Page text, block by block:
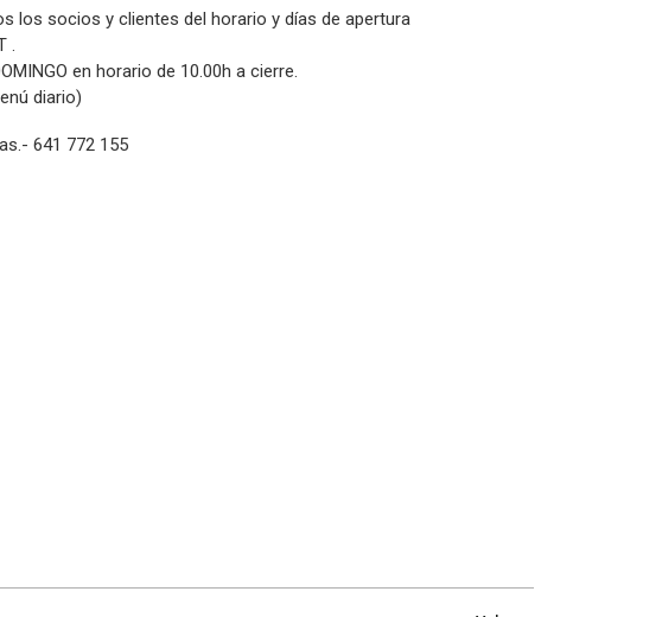
los socios y clientes del horario y días de apertura
.
en horario de 10.00h a cierre.
diario)
641 772 155